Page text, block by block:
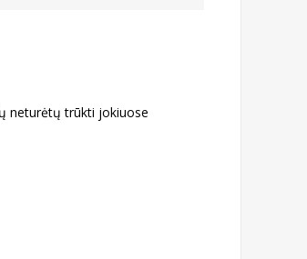
neturėtų trūkti jokiuose